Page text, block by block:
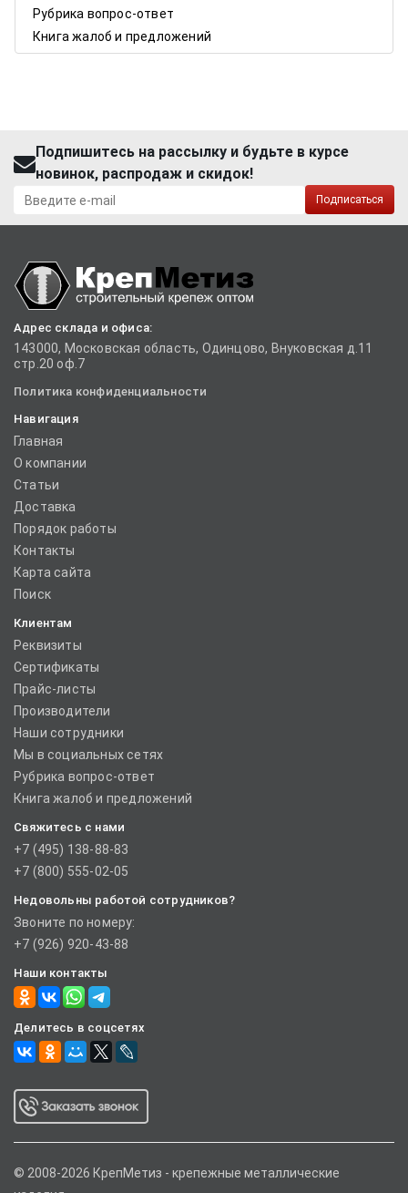
Рубрика вопрос-ответ
Книга жалоб и предложений
Подпишитесь на рассылку и будьте в курсе
новинок, распродаж и скидок!
Подписаться
Адрес склада и офиса:
143000, Московская область, Одинцово, Внуковская д.11
стр.20 оф.7
Политика конфиденциальности
Навигация
Главная
О компании
Статьи
Доставка
Порядок работы
Контакты
Карта сайта
Поиск
Клиентам
Реквизиты
Сертификаты
Прайс-листы
Производители
Наши сотрудники
Мы в социальных сетях
Рубрика вопрос-ответ
Книга жалоб и предложений
Свяжитесь с нами
+7 (495) 138-88-83
+7 (800) 555-02-05
Недовольны работой сотрудников?
Звоните по номеру:
+7 (926) 920-43-88
Наши контакты
Делитесь в соцсетях
© 2008-2026 КрепМетиз - крепежные металлические